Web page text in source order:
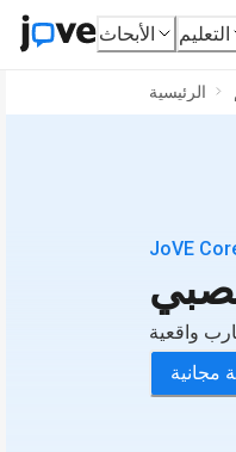
الأبحاث التعليم
الرئيسية
JoVE
واقعية
مجانية